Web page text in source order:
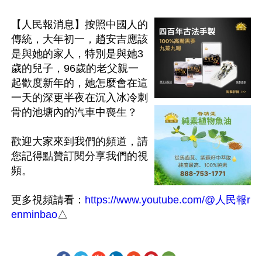
【人民報消息】按照中國人的
傳統，大年初一，趙安吉應該
是與她的家人，特別是與她3
歲的兒子，96歲的老父親一
起歡度新年的，她怎麼會在這
一天的深更半夜在沉入冰冷刺
骨的池塘內的汽車中喪生？
歡迎大家來到我們的頻道，請
您記得點贊訂閱分享我們的視
頻。
更多視頻請看： https://www.youtube.com/@人民報r
enminbao